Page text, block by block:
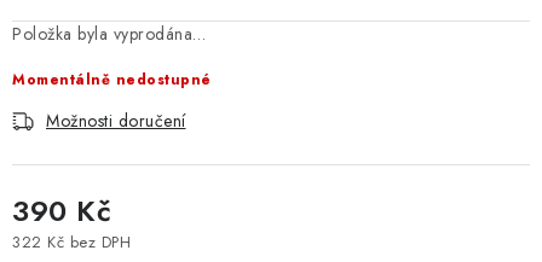
Položka byla vyprodána…
Momentálně nedostupné
Možnosti doručení
390 Kč
322 Kč bez DPH